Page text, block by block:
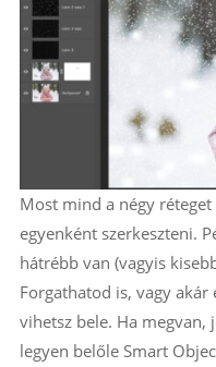
Most mind a négy
egyenként szerkeszteni.
hátrébb van (vagyis
Forgathatod is, vagy
vihetsz bele. Ha megvan,
legyen belőle Smart